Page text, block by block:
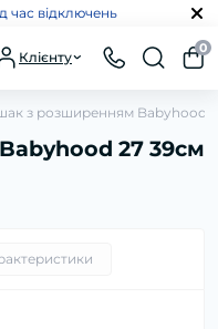
час відключень
Клієнту
0
з розширенням Babyhood
27 39см